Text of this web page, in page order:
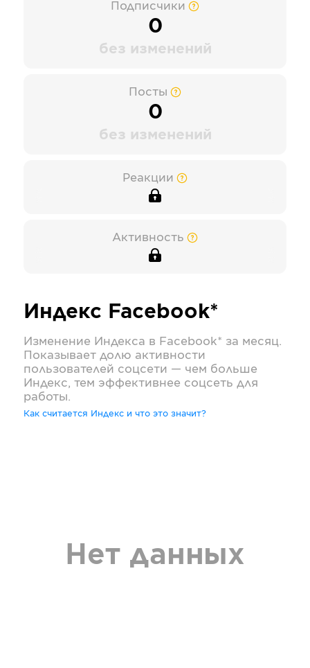
Подписчики
0
без изменений
Посты
0
без изменений
Реакции
Активность
Индекс Facebook*
Изменение Индекса в Facebook* за месяц.
Показывает долю активности
пользователей соцсети — чем больше
Индекс, тем эффективнее соцсеть для
работы.
Как считается Индекс и что это значит?
Нет данных